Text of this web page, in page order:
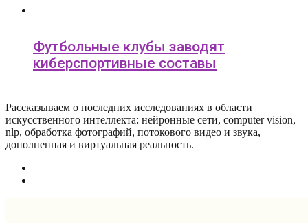
Футбольные клубы заводят
киберспортивные составы
Рассказываем о последних исследованиях в области
искусcтвенного интеллекта: нейронные сети, computer vision,
nlp, обработка фотографий, потокового видео и звука,
дополненная и виртуальная реальность.